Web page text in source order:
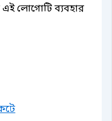
লোগোটি ব্যবহার